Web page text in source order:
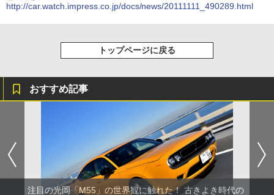
http://car.watch.impress.co.jp/docs/news/20111111_490289.html
トップページに戻る
おすすめ記事
注目の光岡「M55」の世界観に触れた！ 古きよき時代の